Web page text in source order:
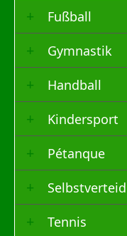
Fußball
Gymnastik
Handball
Kindersport
Pétanque
Tennis